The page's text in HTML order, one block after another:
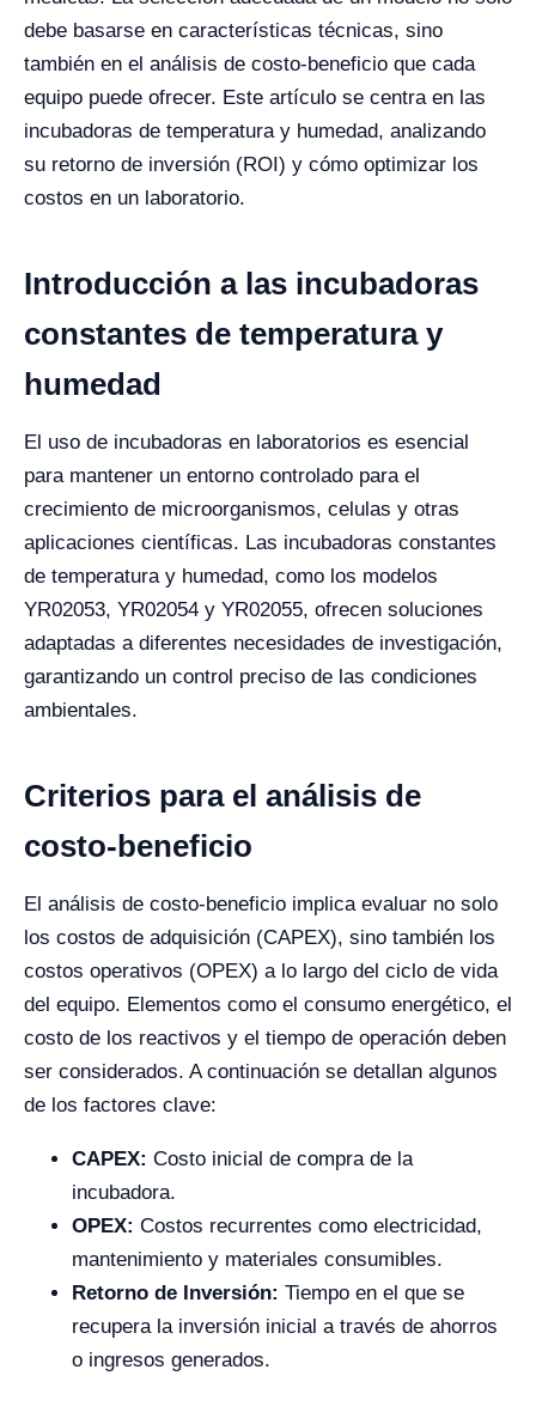
debe basarse en características técnicas, sino
también en el análisis de costo-beneficio que cada
equipo puede ofrecer. Este artículo se centra en las
incubadoras de temperatura y humedad, analizando
su retorno de inversión (ROI) y cómo optimizar los
costos en un laboratorio.
Introducción a las incubadoras
constantes de temperatura y
humedad
El uso de incubadoras en laboratorios es esencial
para mantener un entorno controlado para el
crecimiento de microorganismos, celulas y otras
aplicaciones científicas. Las incubadoras constantes
de temperatura y humedad, como los modelos
YR02053, YR02054 y YR02055, ofrecen soluciones
adaptadas a diferentes necesidades de investigación,
garantizando un control preciso de las condiciones
ambientales.
Criterios para el análisis de
costo-beneficio
El análisis de costo-beneficio implica evaluar no solo
los costos de adquisición (CAPEX), sino también los
costos operativos (OPEX) a lo largo del ciclo de vida
del equipo. Elementos como el consumo energético, el
costo de los reactivos y el tiempo de operación deben
ser considerados. A continuación se detallan algunos
de los factores clave:
CAPEX: Costo inicial de compra de la
incubadora.
OPEX: Costos recurrentes como electricidad,
mantenimiento y materiales consumibles.
Retorno de Inversión: Tiempo en el que se
recupera la inversión inicial a través de ahorros
o ingresos generados.